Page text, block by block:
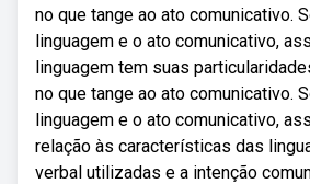
no que tange ao ato comunicativo.
linguagem e o ato comunicativo,
linguagem tem suas
no que tange ao ato comunicativo.
linguagem e o ato comunicativo,
relação às características das
verbal utilizadas e a intenção